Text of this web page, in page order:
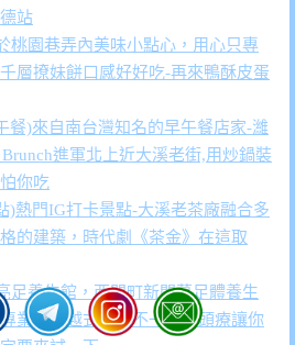
站
桃園巷弄內美味小點心，用心只專
層撩妹餅口感好好吃-再來鴨酥皮蛋
餐)來自南台灣知名的早午餐店家-濰
進軍北上近大溪老街,用炒鍋裝
你吃
)熱門IG打卡景點-大溪老茶廠融合多
的建築，時代劇《茶金》在這取
足養生館，西門町新開幕足體養生
業，與越式洗髮不一樣的頭療讓你